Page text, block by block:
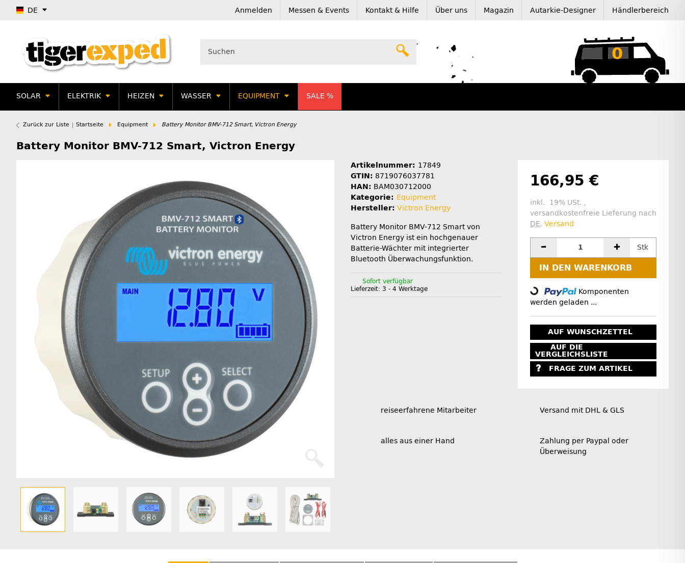
DE Anmelden Messen & Events Kontakt & Hilfe Über uns Magazin Autarkie-Designer Händlerbereich
0
SOLAR ELEKTRIK HEIZEN WASSER EQUIPMENT SALE %
Zurück zur Liste Startseite Equipment Battery Monitor BMV-712 Smart, Victron Energy
Battery Monitor BMV-712 Smart, Victron Energy
Artikelnummer: 17849
GTIN: 8719076037781
HAN: BAM030712000
Kategorie: Equipment
Hersteller: Victron Energy
Battery Monitor BMV-712 Smart von
Victron Energy ist ein hochgenauer
Batterie-Wächter mit integrierter
Bluetooth Überwachungsfunktion.
Sofort verfügbar
Lieferzeit: 3 - 4 Werktage
166,95 €
inkl. 19% USt. ,
versandkostenfreie Lieferung nach
DE. Versand
Stk
IN DEN WARENKORB
Loading...
Komponenten
werden geladen ...
AUF WUNSCHZETTEL
AUF DIE
VERGLEICHSLISTE
FRAGE ZUM ARTIKEL
reiseerfahrene Mitarbeiter Versand mit DHL & GLS
alles aus einer Hand
Zahlung per Paypal oder
Überweisung